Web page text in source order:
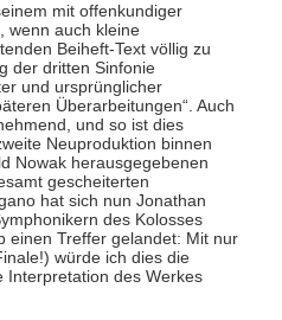
mit offenkundiger
wenn auch kleine
Beiheft-Text völlig zu
der dritten Sinfonie
und ursprünglicher
Überarbeitungen“. Auch
und so ist dies
Neuproduktion binnen
Nowak herausgegebenen
gescheiterten
hat sich nun Jonathan
des Kolosses
einen Treffer gelandet: Mit nur
würde ich dies die
Interpretation des Werkes